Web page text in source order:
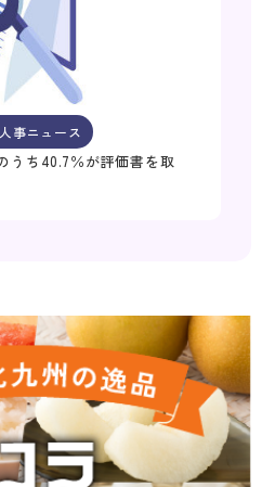
事ニュース
うち40.7％が評価書を取